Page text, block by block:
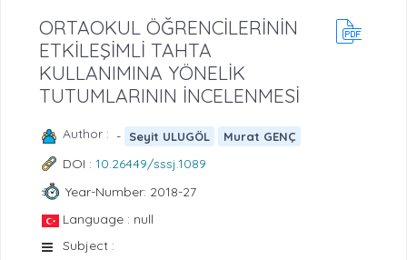
ORTAOKUL ÖĞRENCİLERİNİN
ETKİLEŞİMLİ TAHTA
KULLANIMINA YÖNELİK
TUTUMLARININ İNCELENMESİ
Author : - Seyit ULUGÖL Murat GENÇ
DOI : 10.26449/sssj.1089
Year-Number: 2018-27
Language : null
Subject :